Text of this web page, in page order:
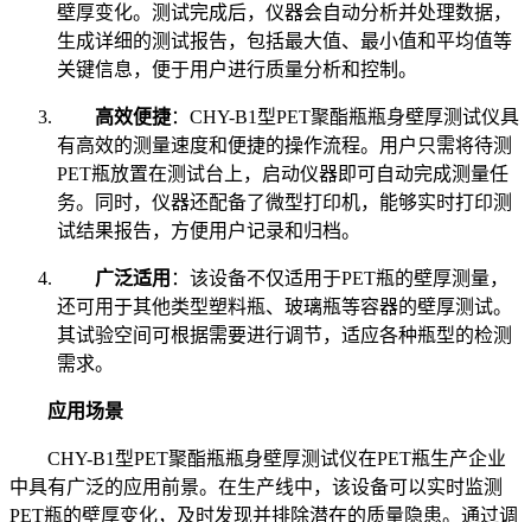
壁厚变化。测试完成后，仪器会自动分析并处理数据，
生成详细的测试报告，包括最大值、最小值和平均值等
关键信息，便于用户进行质量分析和控制。
高效便捷：CHY-B1型PET聚酯瓶瓶身壁厚测试仪具
有高效的测量速度和便捷的操作流程。用户只需将待测
PET瓶放置在测试台上，启动仪器即可自动完成测量任
务。同时，仪器还配备了微型打印机，能够实时打印测
试结果报告，方便用户记录和归档。
广泛适用 ：该设备不仅适用于PET瓶的壁厚测量，
还可用于其他类型塑料瓶、玻璃瓶等容器的壁厚测试。
其试验空间可根据需要进行调节，适应各种瓶型的检测
需求。
应用场景
CHY-B1型PET聚酯瓶瓶身壁厚测试仪在PET瓶生产企业
中具有广泛的应用前景。在生产线中，该设备可以实时监测
PET瓶的壁厚变化，及时发现并排除潜在的质量隐患。通过调